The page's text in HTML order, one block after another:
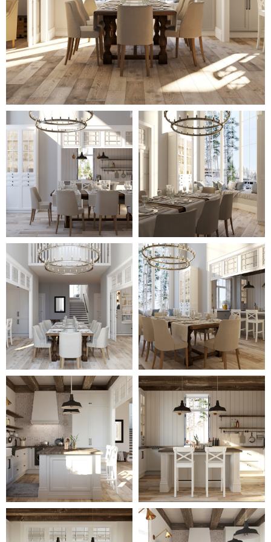
гостиной и спальне
установлены камины,
добавляющие уюта комнатам.
Оригинальная деталь
оформления спален, гостиной,
кухни – внушительные
потолочные деревянные балки,
контрастного темного оттенка.
Прихожая встречает
уникальным полом, в центре
которого выложен красивый
ковровый рисунок. Но самым
эффектным помещением стала
столовая с гигантскими
панорамными окнами, через
которые проникает
естественное освещение и
яркие солнечные лучи.